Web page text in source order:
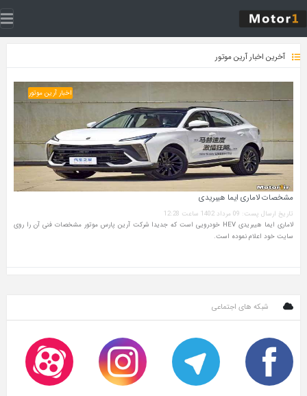
آخرین اخبار آرین موتور
اخبار آرین موتور
مشخصات لاماری ایما هیبریدی
تاریخ ارسال پست: 09 مرداد 1402 ساعت 12:28
لاماری ایما هیبریدی HEV خودرویی است که جدیدا شرکت آرین پارس موتور مشخصات فنی آن را روی
سایت خود اعلام نموده است.
شبکه های اجتماعی